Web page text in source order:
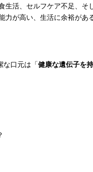
生活、セルフケア不足、そ
力が高い、生活に余裕があ
な口元は「健康な遺伝子を